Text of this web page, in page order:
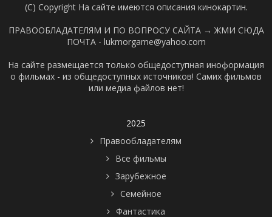
(C) Copyright На сайте имеются описания кинокартин.
ПРАВООБЛАДАТЕЛЯМ И ПО ВОПРОСУ САЙТА → ЖМИ СЮДА
ПОЧТА - lukmorgame@yahoo.com
На сайте размещается только общедоступная иноформация
о фильмах - из общедоступных источников! Самих фильмов
или медиа файлов нет!
2025
Правообладателям
Все фильмы
Зарубежное
Семейное
Фантастика